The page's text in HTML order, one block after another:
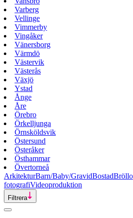
Varberg
Vellinge
Vimmerby
Vingåker
Vänersborg
Värmdö
Västervik
Västerås
Växjö
Ystad
Ånge
Åre
Örebro
Örkelljunga
Örnsköldsvik
Östersund
Österåker
Östhammar
Övertorneå
ArkitekturBarn/Baby/GravidBostad
fotografiVideoproduktion
Filtrera